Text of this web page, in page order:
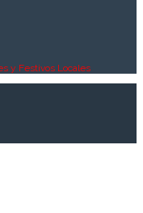
y Festivos Locales